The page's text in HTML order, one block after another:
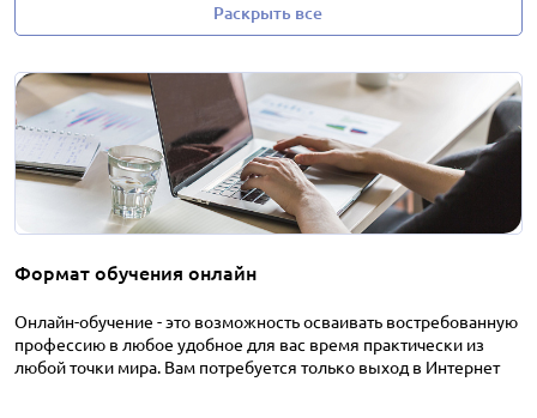
Раскрыть все
Формат обучения онлайн
Онлайн-обучение - это возможность осваивать востребованную
профессию в любое удобное для вас время практически из
любой точки мира. Вам потребуется только выход в Интернет